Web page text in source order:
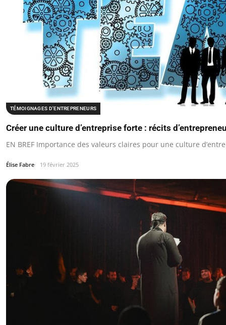
TÉMOIGNAGES D'ENTREPRENEURS
Créer une culture d’entreprise forte : récits
EN BREF Importance des valeurs claires pour une culture
Élise Fabre 19 février 2025